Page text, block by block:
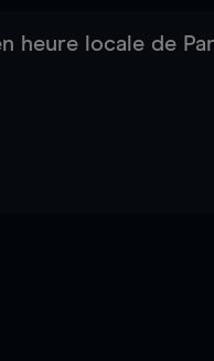
heure locale de